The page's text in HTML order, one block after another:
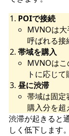
POIで接続
MVNOは
呼ばれる接
帯域を購入
MVNOは
トに応じ
昼に渋滞
帯域は固定
購入分を超
渋滞が起きると
しく低下します。